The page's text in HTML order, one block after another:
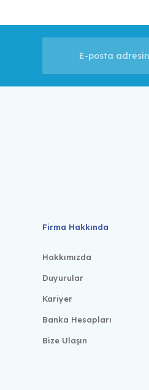
Firma Hakkında
Hakkımızda
Duyurular
Kariyer
Banka Hesapları
Bize Ulaşın